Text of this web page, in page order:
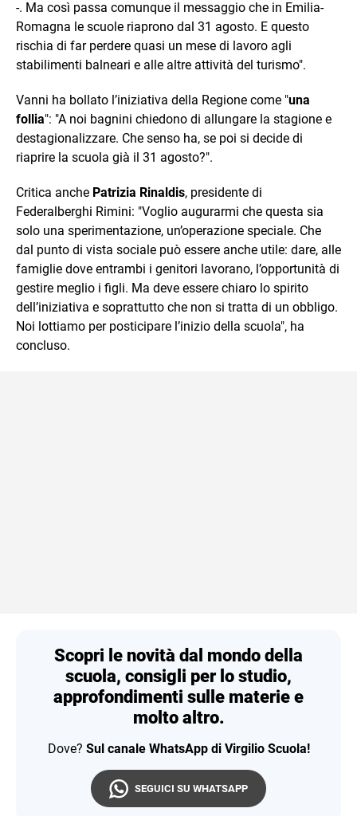
-. Ma così passa comunque il messaggio che in Emilia-
Romagna le scuole riaprono dal 31 agosto. E questo
rischia di far perdere quasi un mese di lavoro agli
stabilimenti balneari e alle altre attività del turismo".
Vanni ha bollato l’iniziativa della Regione come "una
follia": "A noi bagnini chiedono di allungare la stagione e
destagionalizzare. Che senso ha, se poi si decide di
riaprire la scuola già il 31 agosto?".
Critica anche Patrizia Rinaldis, presidente di
Federalberghi Rimini: "Voglio augurarmi che questa sia
solo una sperimentazione, un’operazione speciale. Che
dal punto di vista sociale può essere anche utile: dare, alle
famiglie dove entrambi i genitori lavorano, l’opportunità di
gestire meglio i figli. Ma deve essere chiaro lo spirito
dell’iniziativa e soprattutto che non si tratta di un obbligo.
Noi lottiamo per posticipare l’inizio della scuola", ha
concluso.
Scopri le novità dal mondo della
scuola, consigli per lo studio,
approfondimenti sulle materie e
molto altro.
Dove? Sul canale WhatsApp di Virgilio Scuola!
SEGUICI SU WHATSAPP